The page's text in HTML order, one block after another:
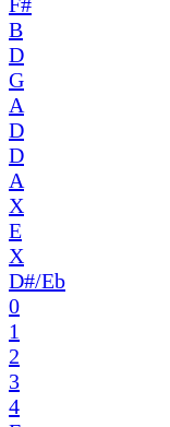
B
D
G
A
D
D
A
X
E
X
D#/Eb
0
1
2
3
4